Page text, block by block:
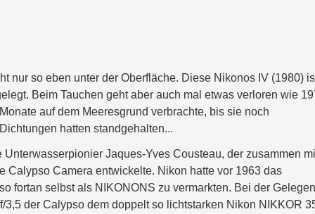
nur so eben unter der Oberfläche. Diese Nikonos IV (1980)
Beim Tauchen geht aber auch mal etwas verloren wie
auf dem Meeresgrund verbrachte, bis sie noch
hatten standgehalten...
Jaques-Yves Cousteau, der zusammen
Calypso Camera entwickelte. Nikon hatte vor 1963 das
fortan selbst als NIKONONS zu vermarkten. Bei der
der Calypso dem doppelt so lichtstarken Nikon NIKKOR